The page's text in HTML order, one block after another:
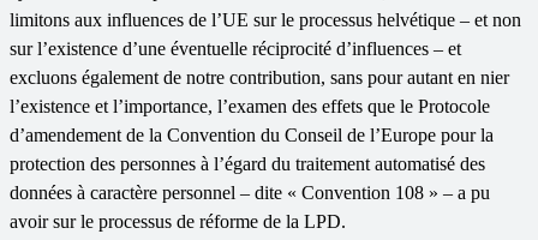
limitons aux influences de l’UE sur le processus helvétique – et non
sur l’existence d’une éventuelle réciprocité d’influences – et
excluons également de notre contribution, sans pour autant en nier
l’existence et l’importance, l’examen des effets que le Protocole
d’amendement de la Convention du Conseil de l’Europe pour la
protection des personnes à l’égard du traitement automatisé des
données à caractère personnel – dite « Convention 108 » – a pu
avoir sur le processus de réforme de la LPD.